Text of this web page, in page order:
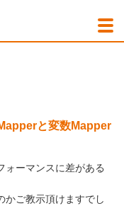
と変数Mapper
ォーマンスに差がある
かご教示頂けますでし